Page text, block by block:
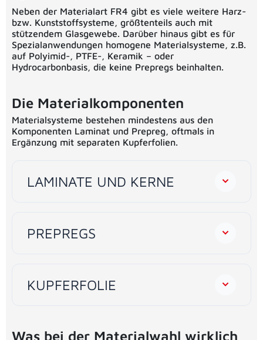
Neben der Materialart FR4 gibt es viele weitere Harz-
bzw. Kunststoffsysteme, größtenteils auch mit
stützendem Glasgewebe. Darüber hinaus gibt es für
Spezialanwendungen homogene Materialsysteme, z.B.
auf Polyimid-, PTFE-, Keramik – oder
Hydrocarbonbasis, die keine Prepregs beinhalten.
Die Materialkomponenten
Materialsysteme bestehen mindestens aus den
Komponenten Laminat und Prepreg, oftmals in
Ergänzung mit separaten Kupferfolien.
LAMINATE UND KERNE
PREPREGS
KUPFERFOLIE
Was bei der Materialwahl wirklich